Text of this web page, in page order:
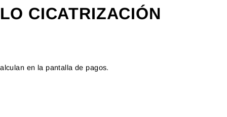
CICATRIZACIÓN
en la pantalla de pagos.